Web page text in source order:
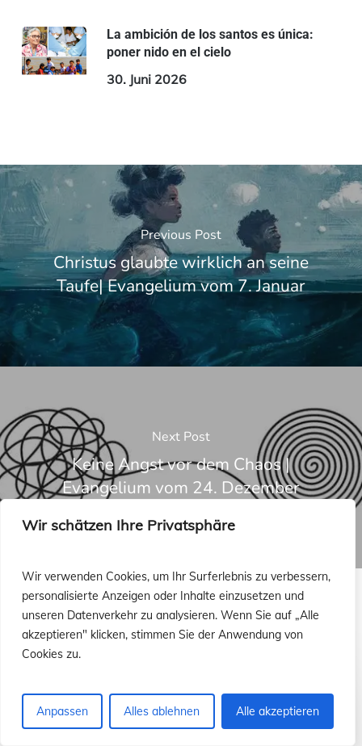
Wir schätzen Ihre Privatsphäre
Wir verwenden Cookies, um Ihr Surferlebnis zu verbessern,
personalisierte Anzeigen oder Inhalte einzusetzen und
unseren Datenverkehr zu analysieren. Wenn Sie auf „Alle
akzeptieren" klicken, stimmen Sie der Anwendung von
Cookies zu.
Anpassen Alles ablehnen Alle akzeptieren
La ambición de los santos es única:
poner nido en el cielo
30. Juni 2026
Previous Post
Christus glaubte wirklich an seine
Taufe| Evangelium vom 7. Januar
Next Post
Keine Angst vor dem Chaos |
Evangelium vom 24. Dezember
Recommended For You
…
jenseits